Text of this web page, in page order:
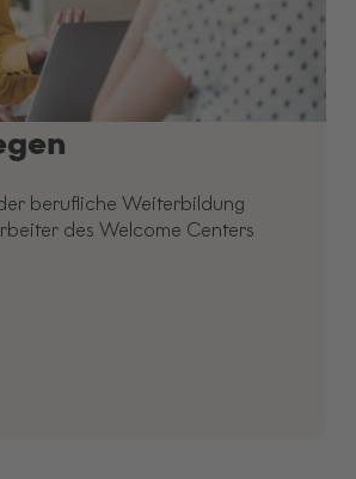
berufliche Weiterbildung
des Welcome Centers